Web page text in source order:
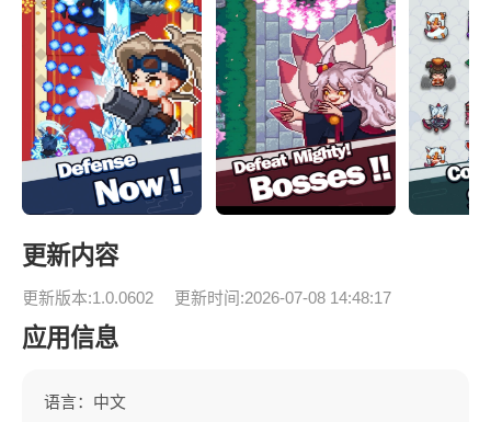
更新内容
更新版本:1.0.0602 更新时间:2026-07-08 14:48:17
应用信息
语言：中文